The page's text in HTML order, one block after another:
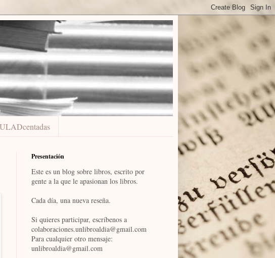
ULADcentadas
Presentación
Este es un blog sobre libros, escrito por
gente a la que le apasionan los libros.
Cada día, una nueva reseña.
Si quieres participar, escríbenos a
colaboraciones.unlibroaldia@gmail.com
Para cualquier otro mensaje:
unlibroaldia@gmail.com